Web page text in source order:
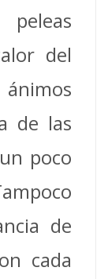
del
de las
poco
de
cada